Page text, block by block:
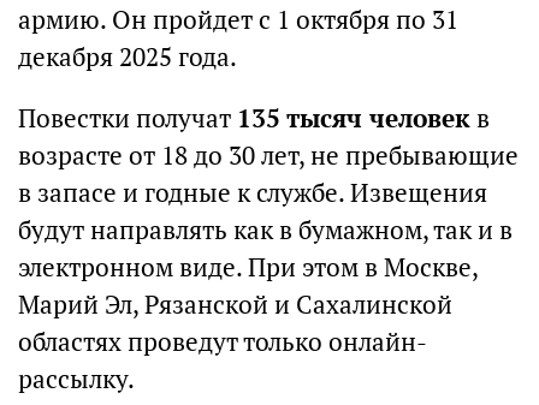
армию. Он пройдет с 1 октября по 31
декабря 2025 года.
Повестки получат 135 тысяч человекв
возрасте от 18 до 30 лет, не пребывающие
в запасе и годные к службе. Извещения
будут направлять как в бумажном, так и в
электронном виде. При этом в Москве,
Марий Эл, Рязанской и Сахалинской
областях проведут только онлайн-
рассылку.